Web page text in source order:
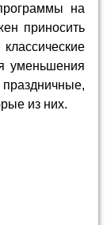
на
приносить
уменьшения
из них.